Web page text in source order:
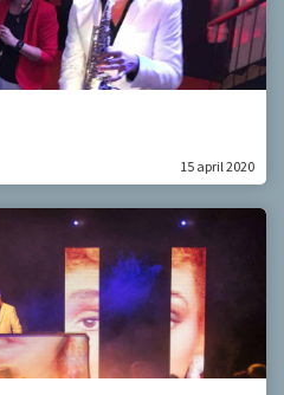
15 april 2020